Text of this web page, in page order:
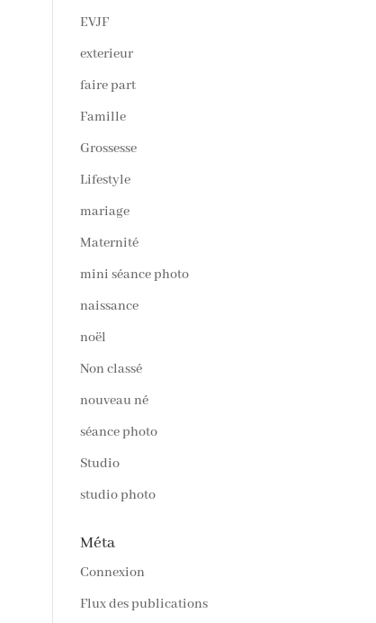
EVJF
exterieur
faire part
Famille
Grossesse
Lifestyle
mariage
Maternité
mini séance photo
naissance
noël
Non classé
nouveau né
séance photo
Studio
studio photo
Méta
Connexion
Flux des publications